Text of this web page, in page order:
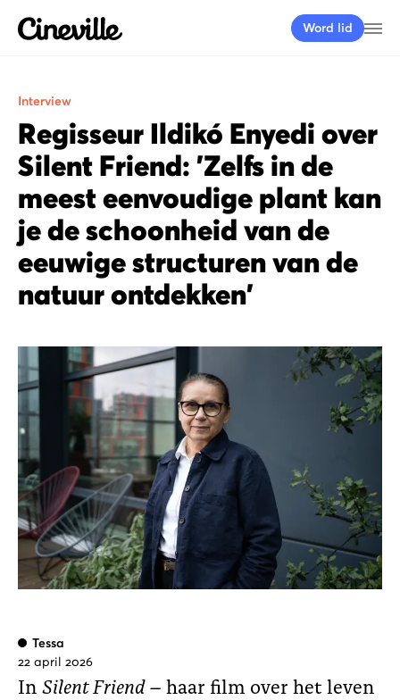
Cineville Logo
Word lid
Interview
Regisseur Ildikó Enyedi over
Silent Friend: 'Zelfs in de
meest eenvoudige plant kan
je de schoonheid van de
eeuwige structuren van de
natuur ontdekken'
Tessa
22 april 2026
In Silent Friend– haar film over het leven